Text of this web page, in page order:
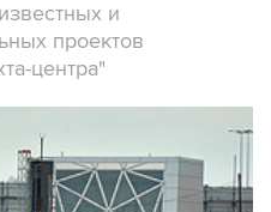
и
проектов
центра"